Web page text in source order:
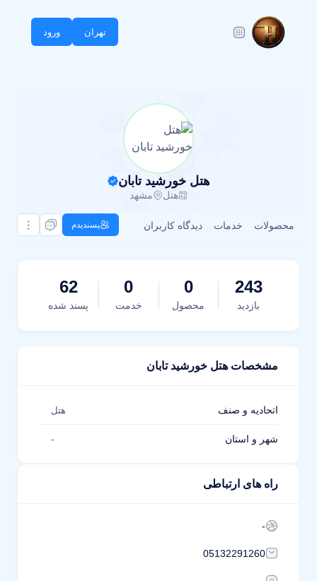
تهران ورود
هتل خورشید تابان
هتل مشهد
محصولات خدمات دیدگاه کاربران پسندیدم
243
بازدید
0
محصول
0
خدمت
62
پسند شده
مشخصات هتل خورشید تابان
اتحادیه و صنف هتل
شهر و استان -
راه های ارتباطی
-
05132291260